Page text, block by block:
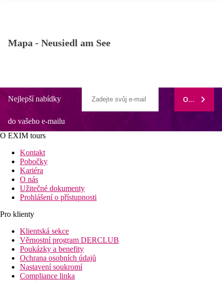
Mapa - Neusiedl am See
Nejlepší nabídky
do vašeho e-mailu
ODEBÍRAT
O EXIM tours
Kontakt
Pobočky
Kariéra
O nás
Užitečné dokumenty
Prohlášení o přístupnosti
Pro klienty
Klientská sekce
Věrnostní program DERCLUB
Poukázky a benefity
Ochrana osobních údajů
Nastavení soukromí
Compliance linka